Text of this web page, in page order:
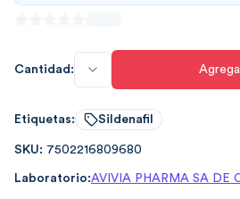
Cantidad:
Etiquetas: Sildenafil
SKU: 7502216809680
Laboratorio:AVIVIA PHARMA SA DE